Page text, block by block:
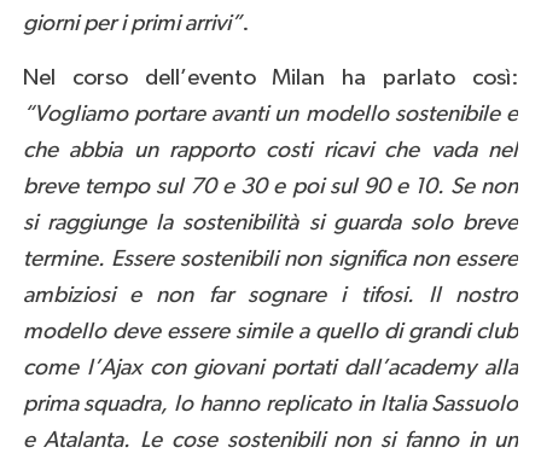
giorni per i primi arrivi”.
Nel corso dell’evento Milan ha parlato così:
“Vogliamo portare avanti un modello sostenibile e
che abbia un rapporto costi ricavi che vada nel
breve tempo sul 70 e 30 e poi sul 90 e 10. Se non
si raggiunge la sostenibilità si guarda solo breve
termine. Essere sostenibili non significa non essere
ambiziosi e non far sognare i tifosi. Il nostro
modello deve essere simile a quello di grandi club
come l’Ajax con giovani portati dall’academy alla
prima squadra, lo hanno replicato in Italia Sassuolo
e Atalanta. Le cose sostenibili non si fanno in un